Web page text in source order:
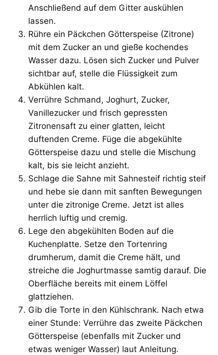
Anschließend auf dem Gitter auskühlen
lassen.
Rühre ein Päckchen Götterspeise (Zitrone)
mit dem Zucker an und gieße kochendes
Wasser dazu. Lösen sich Zucker und Pulver
sichtbar auf, stelle die Flüssigkeit zum
Abkühlen kalt.
Verrühre Schmand, Joghurt, Zucker,
Vanillezucker und frisch gepressten
Zitronensaft zu einer glatten, leicht
duftenden Creme. Füge die abgekühlte
Götterspeise dazu und stelle die Mischung
kalt, bis sie leicht anzieht.
Schlage die Sahne mit Sahnesteif richtig steif
und hebe sie dann mit sanften Bewegungen
unter die zitronige Creme. Jetzt ist alles
herrlich luftig und cremig.
Lege den abgekühlten Boden auf die
Kuchenplatte. Setze den Tortenring
drumherum, damit die Creme hält, und
streiche die Joghurtmasse samtig darauf. Die
Oberfläche bereits mit einem Löffel
glattziehen.
Gib die Torte in den Kühlschrank. Nach etwa
einer Stunde: Verrühre das zweite Päckchen
Götterspeise (ebenfalls mit Zucker und
etwas weniger Wasser) laut Anleitung.